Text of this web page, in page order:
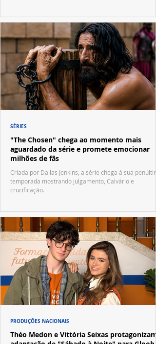
"The Chosen" chega ao momento mais
aguardado da série e promete emocionar
milhões de fãs
Criada por Dallas Jenkins, a série chega à sua
temporada mostrando julgamento, Calvário e
crucificação.
SÉRIES
Théo Medon e Vittória Seixas protagonizam
PRODUÇÕES NACIONAIS